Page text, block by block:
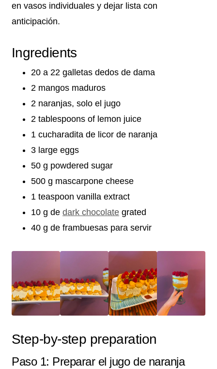
en vasos individuales y dejar lista con
anticipación.
Ingredients
20 a 22 galletas dedos de dama
2 mangos maduros
2 naranjas, solo el jugo
2 tablespoons of lemon juice
1 cucharadita de licor de naranja
3 large eggs
50 g powdered sugar
500 g mascarpone cheese
1 teaspoon vanilla extract
10 g de dark chocolate grated
40 g de frambuesas para servir
Step-by-step preparation
Paso 1: Preparar el jugo de naranja